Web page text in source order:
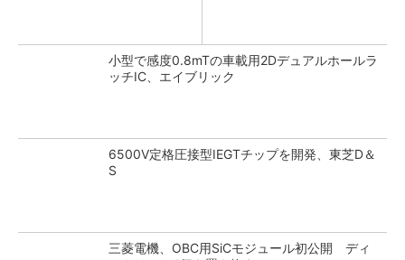
小型で感度0.8mTの車載用2Dデュアルホールラ
ッチIC、エイブリック
6500V定格圧接型IEGTチップを開発、東芝D＆
S
三菱電機、OBC用SiCモジュール初公開 ディ